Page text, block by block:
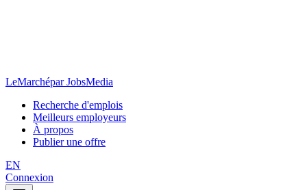
LeMarchépar JobsMedia
Recherche d'emplois
Meilleurs employeurs
À propos
Publier une offre
EN
Connexion